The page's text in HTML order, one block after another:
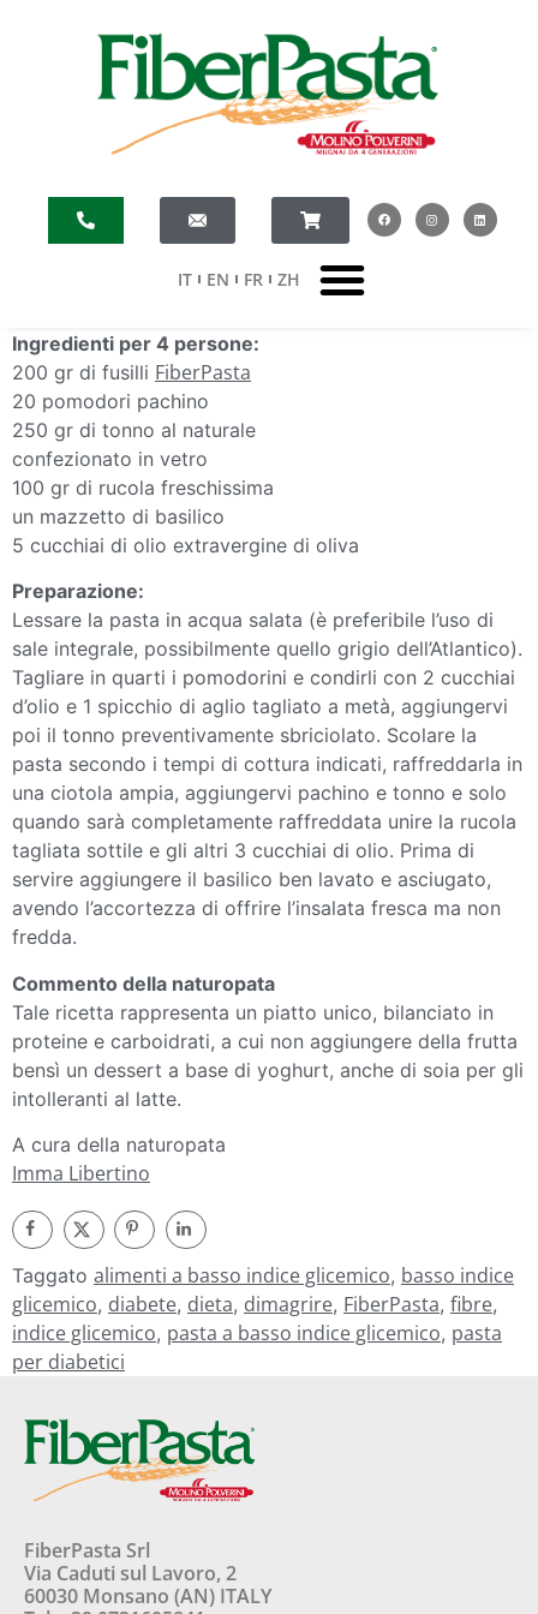
IT EN FR ZH
Ingredienti per 4 persone:
200 gr di fusilli FiberPasta
20 pomodori pachino
250 gr di tonno al naturale
confezionato in vetro
100 gr di rucola freschissima
un mazzetto di basilico
5 cucchiai di olio extravergine di oliva
Preparazione:
Lessare la pasta in acqua salata (è preferibile l’uso di
sale integrale, possibilmente quello grigio dell’Atlantico).
Tagliare in quarti i pomodorini e condirli con 2 cucchiai
d’olio e 1 spicchio di aglio tagliato a metà, aggiungervi
poi il tonno preventivamente sbriciolato. Scolare la
pasta secondo i tempi di cottura indicati, raffreddarla in
una ciotola ampia, aggiungervi pachino e tonno e solo
quando sarà completamente raffreddata unire la rucola
tagliata sottile e gli altri 3 cucchiai di olio. Prima di
servire aggiungere il basilico ben lavato e asciugato,
avendo l’accortezza di offrire l’insalata fresca ma non
fredda.
Commento della naturopata
Tale ricetta rappresenta un piatto unico, bilanciato in
proteine e carboidrati, a cui non aggiungere della frutta
bensì un dessert a base di yoghurt, anche di soia per gli
intolleranti al latte.
A cura della naturopata
Imma Libertino
Taggato alimenti a basso indice glicemico, basso indice
glicemico, diabete, dieta, dimagrire, FiberPasta, fibre,
indice glicemico, pasta a basso indice glicemico, pasta
per diabetici
FiberPasta Srl
Via Caduti sul Lavoro, 2
60030 Monsano (AN) ITALY